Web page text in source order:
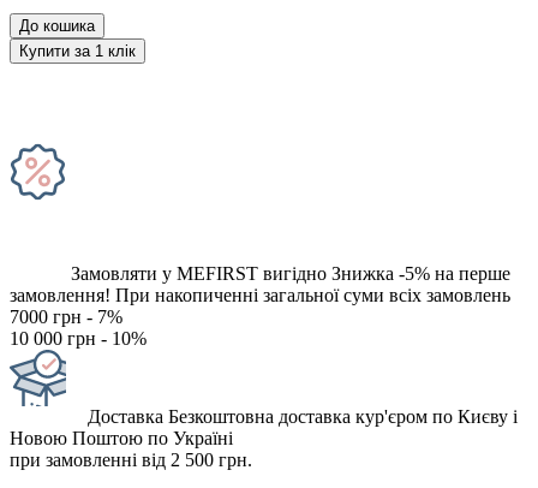
До кошика
Купити за 1 клiк
Замовляти у MEFIRST вигідно Знижка -5% на перше
замовлення! При накопиченні загальної суми всіх замовлень
7000 грн - 7%
10 000 грн - 10%
Доставка Безкоштовна доставка кур'єром по Києву і
Новою Поштою по Україні
при замовленні від 2 500 грн.